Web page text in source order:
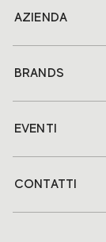
AZIENDA
BRANDS
EVENTI
CONTATTI